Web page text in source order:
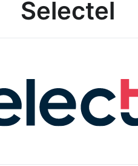
Selectel